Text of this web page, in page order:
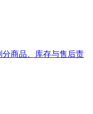
商品、库存与售后责